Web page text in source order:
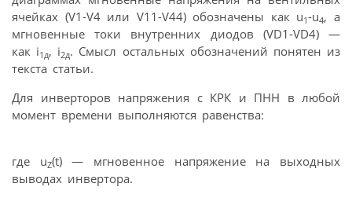
ячейках (V1-V4 или V11-V44) обозначены как u1-u4, а
мгновенные токи внутренних диодов (VD1-VD4) —
как i1д, i2д. Смысл остальных обозначений понятен из
текста статьи.
Для инверторов напряжения с КРК и ПНН в любой
момент времени выполняются равенства:
где uZ(t) — мгновенное напряжение на выходных
выводах инвертора.